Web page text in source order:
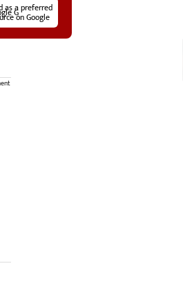
as a preferred
on Google